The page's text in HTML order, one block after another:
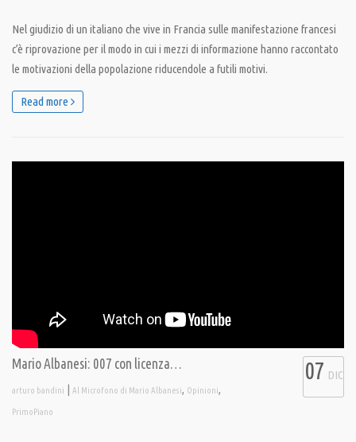
Nel giudizio di un italiano che vive in Francia sulle manifestazione francesi
c’è riprovazione per il modo in cui i mezzi di informazione hanno raccontato
le motivazioni della popolazione riducendole a futili motivi.
Read more
Mario Albanesi: 007 con licenza…
arturo bandini | Al Microfono di Mario Albanesi, Opinioni,
PrimoPiano
07 DIC